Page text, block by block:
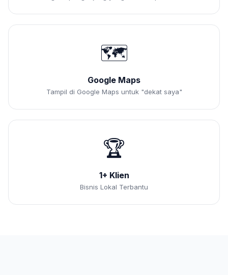
🗺️
Google Maps
Tampil di Google Maps untuk "dekat saya"
🏆
1+ Klien
Bisnis Lokal Terbantu